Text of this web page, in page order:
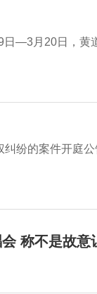
—3月20日，黄
纷的案件开庭
称不是故意